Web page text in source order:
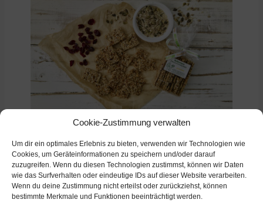
Cookie-Zustimmung verwalten
Um dir ein optimales Erlebnis zu bieten, verwenden wir Technologien wie
Cookies, um Geräteinformationen zu speichern und/oder darauf
zuzugreifen. Wenn du diesen Technologien zustimmst, können wir Daten
wie das Surfverhalten oder eindeutige IDs auf dieser Website verarbeiten.
Wenn du deine Zustimmung nicht erteilst oder zurückziehst, können
bestimmte Merkmale und Funktionen beeinträchtigt werden.
weitere Nachrichten